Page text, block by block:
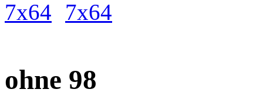
ohne 98